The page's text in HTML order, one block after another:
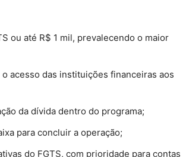
ou até R$ 1 mil, prevalecendo o maior
acesso das instituições financeiras aos
da dívida dentro do programa;
para concluir a operação;
do FGTS, com prioridade para contas